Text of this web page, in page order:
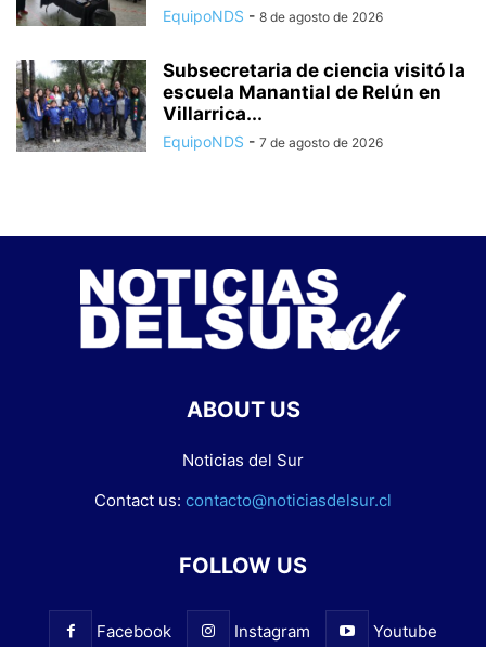
EquipoNDS - 8 de agosto de 2026
Subsecretaria de ciencia visitó la
escuela Manantial de Relún en
Villarrica...
EquipoNDS - 7 de agosto de 2026
ABOUT US
Noticias del Sur
Contact us: contacto@noticiasdelsur.cl
FOLLOW US
Facebook Instagram Youtube